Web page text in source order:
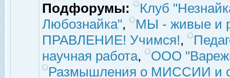
Подфорумы:
Клуб
Любознайка",
МЫ - живые и
ПРАВЛЕНИЕ! Учимся!,
научная работа,
ООО
Размышления о МИССИИ и